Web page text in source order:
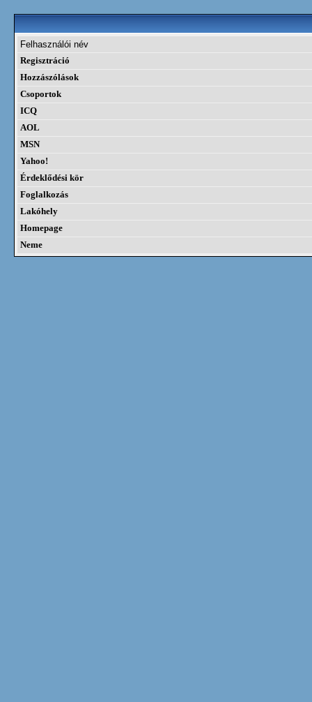
Felhasználói név
Regisztráció
Hozzászólások
Csoportok
ICQ
AOL
MSN
Yahoo!
Érdeklődési kör
Foglalkozás
Lakóhely
Homepage
Neme